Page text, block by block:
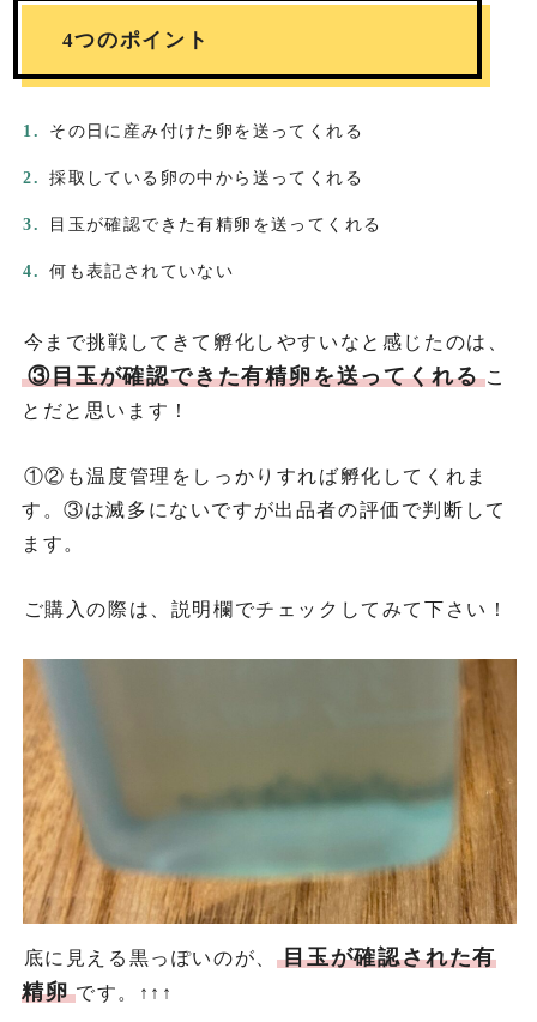
4つのポイント
その日に産み付けた卵を送ってくれる
採取している卵の中から送ってくれる
目玉が確認できた有精卵を送ってくれる
何も表記されていない
今まで挑戦してきて孵化しやすいなと感じたのは、
③目玉が確認できた有精卵を送ってくれる こ
とだと思います！
①②も温度管理をしっかりすれば孵化してくれま
す。③は滅多にないですが出品者の評価で判断して
ます。
ご購入の際は、説明欄でチェックしてみて下さい！
底に見える黒っぽいのが、
目玉が確認された有
精卵 です。↑↑↑